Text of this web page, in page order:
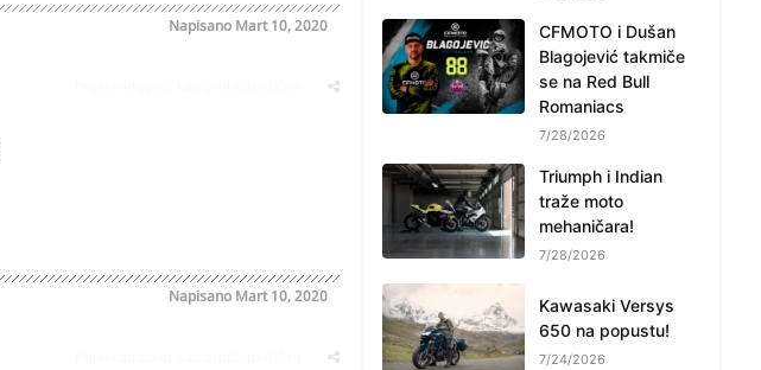
Napisano Mart 10, 2020
Napisano Mart 10, 2020
CFMOTO i Dušan
Blagojević takmiče
se na Red Bull
Romaniacs
7/28/2026
Triumph i Indian
traže moto
mehaničara!
7/28/2026
Kawasaki Versys
650 na popustu!
7/24/2026